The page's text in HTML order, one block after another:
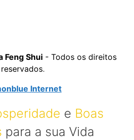
Feng Shui- Todos os direitos
reservados.
Internet
e Boas
para a sua Vida